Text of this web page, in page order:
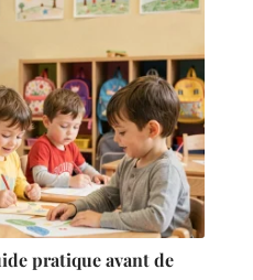
pratique avant de